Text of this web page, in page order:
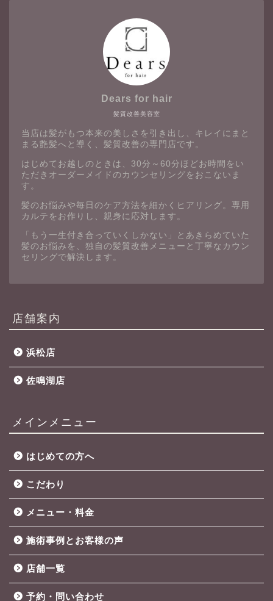
髪質改善美容室
Dears for hair
当店は髪がもつ本来の美しさを引き出し、キレイにまと
まる艶髪へと導く、髪質改善の専門店です。
はじめてお越しのときは、30分～60分ほどお時間をい
ただきオーダーメイドのカウンセリングをおこないま
す。
髪のお悩みや毎日のケア方法を細かくヒアリング。専用
カルテをお作りし、親身に応対します。
「もう一生付き合っていくしかない」とあきらめていた
髪のお悩みを、独自の髪質改善メニューと丁寧なカウン
セリングで解決します。
店舗案内
浜松店
佐鳴湖店
メインメニュー
はじめての方へ
こだわり
メニュー・料金
施術事例とお客様の声
店舗一覧
予約・問い合わせ